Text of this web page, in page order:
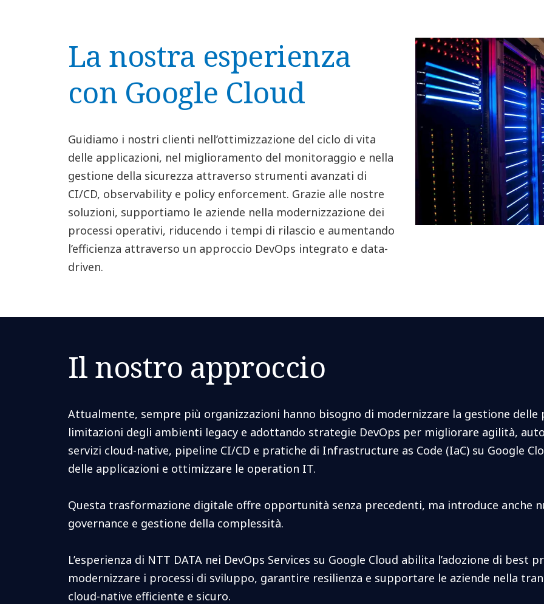
La nostra esperienza
con Google Cloud
Guidiamo i nostri clienti nell’ottimizzazione del ciclo di vita
delle applicazioni, nel miglioramento del monitoraggio e nella
gestione della sicurezza attraverso strumenti avanzati di
CI/CD, observability e policy enforcement. Grazie alle nostre
soluzioni, supportiamo le aziende nella modernizzazione dei
processi operativi, riducendo i tempi di rilascio e aumentando
l’efficienza attraverso un approccio DevOps integrato e data-
driven.
Il nostro approccio
Attualmente, sempre più organizzazioni hanno bisogno di modernizzare la gestione
limitazioni degli ambienti legacy e adottando strategie DevOps per migliorare agilità,
servizi cloud-native, pipeline CI/CD e pratiche di Infrastructure as Code (IaC) su Google
delle applicazioni e ottimizzare le operation IT.
Questa trasformazione digitale offre opportunità senza precedenti, ma introduce anche
governance e gestione della complessità.
L’esperienza di NTT DATA nei DevOps Services su Google Cloud abilita l’adozione di best
modernizzare i processi di sviluppo, garantire resilienza e supportare le aziende nella
cloud-native efficiente e sicuro.